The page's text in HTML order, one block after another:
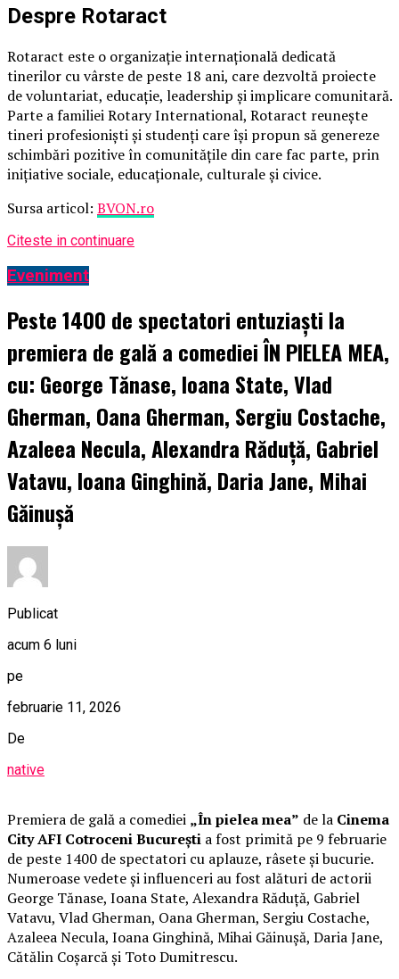
Despre Rotaract
Rotaract este o organizație internațională dedicată
tinerilor cu vârste de peste 18 ani, care dezvoltă proiecte
de voluntariat, educație, leadership și implicare comunitară.
Parte a familiei Rotary International, Rotaract reunește
tineri profesioniști și studenți care își propun să genereze
schimbări pozitive în comunitățile din care fac parte, prin
inițiative sociale, educaționale, culturale și civice.
Sursa articol: BVON.ro
Citeste in continuare
Eveniment
Peste 1400 de spectatori entuziaști la
premiera de gală a comediei ÎN PIELEA MEA,
cu: George Tănase, Ioana State, Vlad
Gherman, Oana Gherman, Sergiu Costache,
Azaleea Necula, Alexandra Răduță, Gabriel
Vatavu, Ioana Ginghină, Daria Jane, Mihai
Găinușă
Publicat
acum 6 luni
pe
februarie 11, 2026
De
native
Premiera de gală a comediei „În pielea mea” de la Cinema
City AFI Cotroceni București a fost primită pe 9 februarie
de peste 1400 de spectatori cu aplauze, râsete și bucurie.
Numeroase vedete și influenceri au fost alături de actorii
George Tănase, Ioana State, Alexandra Răduță, Gabriel
Vatavu, Vlad Gherman, Oana Gherman, Sergiu Costache,
Azaleea Necula, Ioana Ginghină, Mihai Găinușă, Daria Jane,
Cătălin Coșarcă și Toto Dumitrescu.